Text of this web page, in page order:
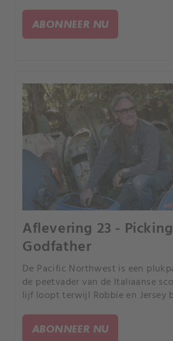
ABONNEER NU
Aflevering 23 -
Godfather
De Pacific Northwest is een
de peetvader van de Italiaanse
lijf loopt terwijl Robbie en Jersey
ABONNEER NU